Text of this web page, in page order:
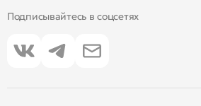
Подписывайтесь в соцсетях